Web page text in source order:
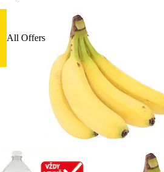
All Offers